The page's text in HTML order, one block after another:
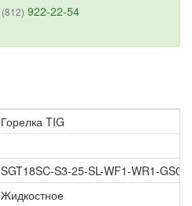
(812) 922-22-54
Горелка TIG
SGT18SC-S3-25-SL-WF1-WR1-
Жидкостное